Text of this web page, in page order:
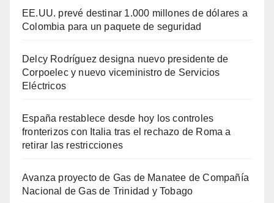
EE.UU. prevé destinar 1.000 millones de dólares a
Colombia para un paquete de seguridad
Delcy Rodríguez designa nuevo presidente de
Corpoelec y nuevo viceministro de Servicios
Eléctricos
España restablece desde hoy los controles
fronterizos con Italia tras el rechazo de Roma a
retirar las restricciones
Avanza proyecto de Gas de Manatee de Compañía
Nacional de Gas de Trinidad y Tobago